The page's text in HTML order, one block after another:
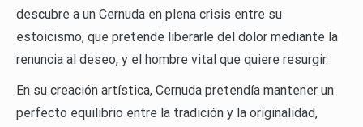
descubre a un Cernuda en plena crisis entre su
estoicismo, que pretende liberarle del dolor mediante la
renuncia al deseo, y el hombre vital que quiere resurgir.
En su creación artística, Cernuda pretendía mantener un
perfecto equilibrio entre la tradición y la originalidad,